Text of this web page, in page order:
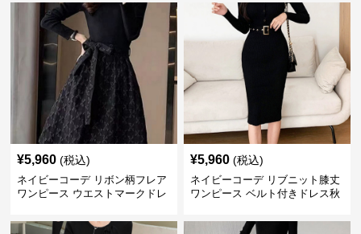
¥5,960 (税込)
ネイビーコーデ リボン柄フレア
ワンピース ウエストマークドレ
¥5,960 (税込)
ネイビーコーデ リブニット膝丈
ワンピース ベルト付きドレス秋